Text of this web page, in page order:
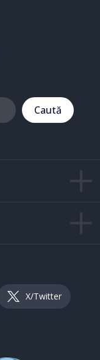
Caută
X/Twitter